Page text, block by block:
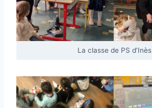
La classe de PS d’Inès